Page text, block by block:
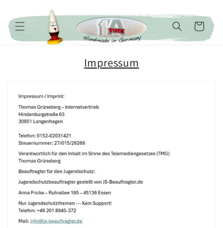
Direkt zum Inhalt
Warenkorb
Impressum